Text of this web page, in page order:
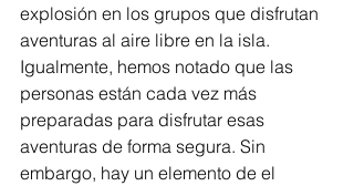
explosión en los grupos que disfrutan
aventuras al aire libre en la isla.
Igualmente, hemos notado que las
personas están cada vez más
preparadas para disfrutar esas
aventuras de forma segura. Sin
embargo, hay un elemento de el